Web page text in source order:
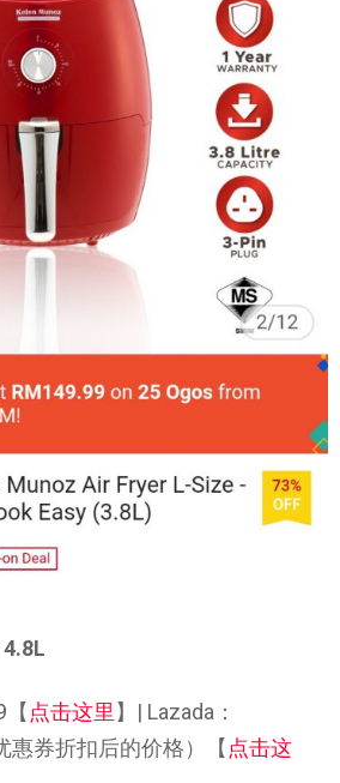
【点击这里】| Lazada：
惠券折扣后的价格）【点击这